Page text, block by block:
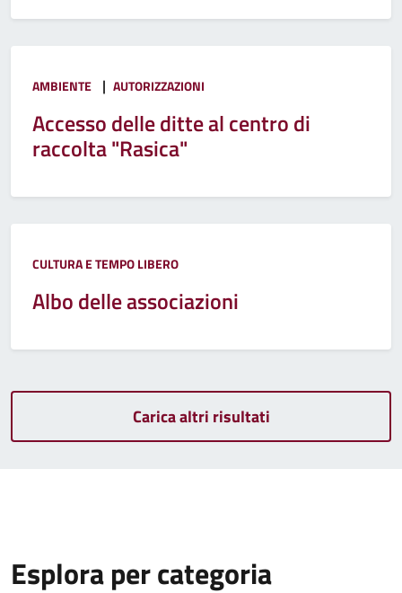
AMBIENTE | AUTORIZZAZIONI
Accesso delle ditte al centro di
raccolta "Rasica"
CULTURA E TEMPO LIBERO
Albo delle associazioni
Carica altri risultati
Esplora per categoria